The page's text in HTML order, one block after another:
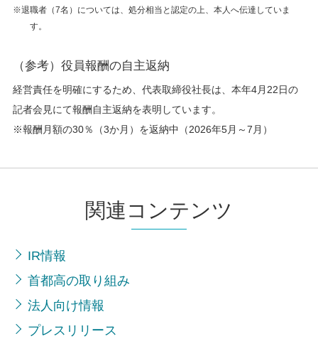
※退職者（7名）については、処分相当と認定の上、本人へ伝達していま
す。
（参考）役員報酬の自主返納
経営責任を明確にするため、代表取締役社長は、本年4月22日の
記者会見にて報酬自主返納を表明しています。
※報酬月額の30％（3か月）を返納中（2026年5月～7月）
関連コンテンツ
IR情報
首都高の取り組み
法人向け情報
プレスリリース